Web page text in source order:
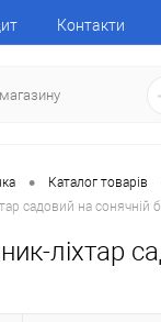
Контакти
• Каталог товарів
садовий на сонячній
ліхтар